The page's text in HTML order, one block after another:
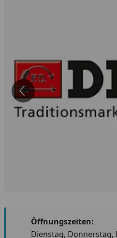
Öffnungszeiten:
Dienstag, Donnerstag,